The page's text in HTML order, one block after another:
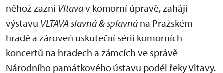
něhož zazní Vltavav komorní úpravě, zahájí
výstavu VLTAVA slavná & splavná na Pražském
hradě a zároveň uskuteční sérii komorních
koncertů na hradech a zámcích ve správě
Národního památkového ústavu podél řeky Vltavy.